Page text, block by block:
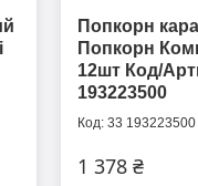
Попкорн
Попкорн
12шт Код/
193223500
33 193223500
1 378 ₴